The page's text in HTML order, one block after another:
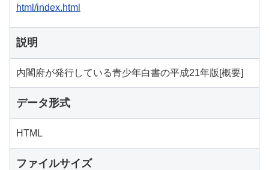
html/index.html
説明
内閣府が発行している青少年白書の平成21年版[概要]
データ形式
HTML
ファイルサイズ